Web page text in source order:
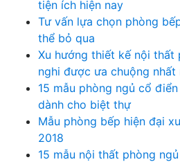
tiện ích hiện nay
Tư vấn lựa chọn phòng
thể bỏ qua
Xu hướng thiết kế nội thất
nghi được ưa chuộng nhất
15 mẫu phòng ngủ cổ
dành cho biệt thự
Mẫu phòng bếp hiện đại
2018
15 mẫu nội thất phòng